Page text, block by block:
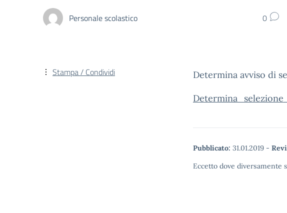
Personale scolastico 0
Determina avviso di
Pubblicato: 31.01.2019 -
Eccetto dove diversamente
Stampa / Condividi